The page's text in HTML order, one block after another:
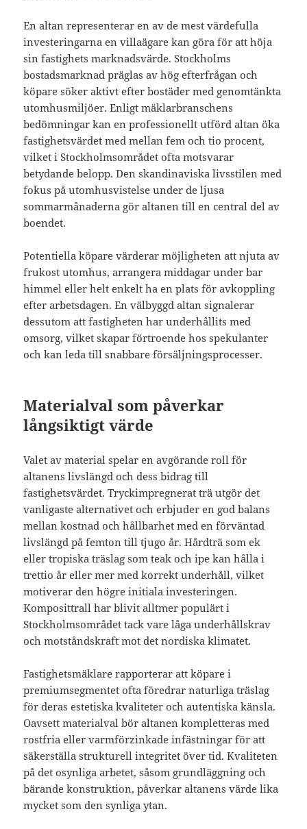
En altan representerar en av de mest värdefulla
investeringarna en villaägare kan göra för att höja
sin fastighets marknadsvärde. Stockholms
bostadsmarknad präglas av hög efterfrågan och
köpare söker aktivt efter bostäder med genomtänkta
utomhusmiljöer. Enligt mäklarbranschens
bedömningar kan en professionellt utförd altan öka
fastighetsvärdet med mellan fem och tio procent,
vilket i Stockholmsområdet ofta motsvarar
betydande belopp. Den skandinaviska livsstilen med
fokus på utomhusvistelse under de ljusa
sommarmånaderna gör altanen till en central del av
boendet.
Potentiella köpare värderar möjligheten att njuta av
frukost utomhus, arrangera middagar under bar
himmel eller helt enkelt ha en plats för avkoppling
efter arbetsdagen. En välbyggd altan signalerar
dessutom att fastigheten har underhållits med
omsorg, vilket skapar förtroende hos spekulanter
och kan leda till snabbare försäljningsprocesser.
Materialval som påverkar
långsiktigt värde
Valet av material spelar en avgörande roll för
altanens livslängd och dess bidrag till
fastighetsvärdet. Tryckimpregnerat trä utgör det
vanligaste alternativet och erbjuder en god balans
mellan kostnad och hållbarhet med en förväntad
livslängd på femton till tjugo år. Hårdträ som ek
eller tropiska träslag som teak och ipe kan hålla i
trettio år eller mer med korrekt underhåll, vilket
motiverar den högre initiala investeringen.
Komposittrall har blivit alltmer populärt i
Stockholmsområdet tack vare låga underhållskrav
och motståndskraft mot det nordiska klimatet.
Fastighetsmäklare rapporterar att köpare i
premiumsegmentet ofta föredrar naturliga träslag
för deras estetiska kvaliteter och autentiska känsla.
Oavsett materialval bör altanen kompletteras med
rostfria eller varmförzinkade infästningar för att
säkerställa strukturell integritet över tid. Kvaliteten
på det osynliga arbetet, såsom grundläggning och
bärande konstruktion, påverkar altanens värde lika
mycket som den synliga ytan.